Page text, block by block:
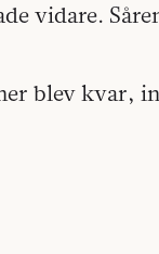
vidare.
blev kvar,